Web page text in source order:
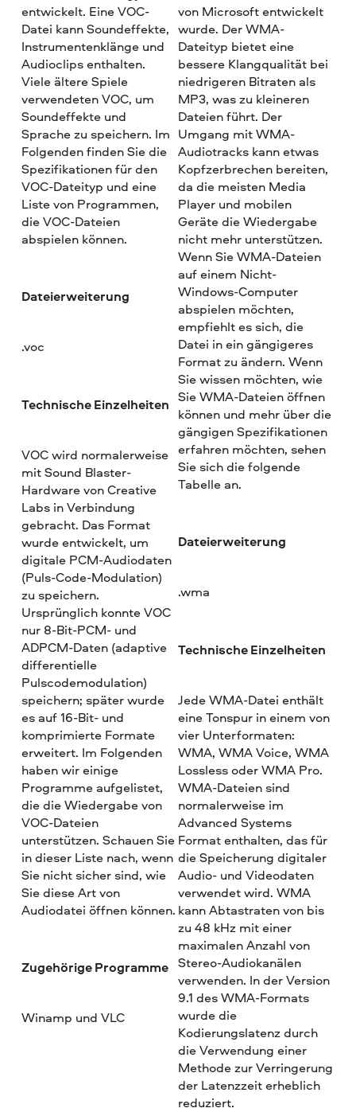
entwickelt. Eine VOC-
Datei kann Soundeffekte,
Instrumentenklänge und
Audioclips enthalten.
Viele ältere Spiele
verwendeten VOC, um
Soundeffekte und
Sprache zu speichern. Im
Folgenden finden Sie die
Spezifikationen für den
VOC-Dateityp und eine
Liste von Programmen,
die VOC-Dateien
abspielen können.
Dateierweiterung
.voc
Technische Einzelheiten
VOC wird normalerweise
mit Sound Blaster-
Hardware von Creative
Labs in Verbindung
gebracht. Das Format
wurde entwickelt, um
digitale PCM-Audiodaten
(Puls-Code-Modulation)
zu speichern.
Ursprünglich konnte VOC
nur 8-Bit-PCM- und
ADPCM-Daten (adaptive
differentielle
Pulscodemodulation)
speichern; später wurde
es auf 16-Bit- und
komprimierte Formate
erweitert. Im Folgenden
haben wir einige
Programme aufgelistet,
die die Wiedergabe von
VOC-Dateien
unterstützen. Schauen Sie
in dieser Liste nach, wenn
Sie nicht sicher sind, wie
Sie diese Art von
Audiodatei öffnen können.
Zugehörige Programme
Winamp und VLC
von Microsoft entwickelt
wurde. Der WMA-
Dateityp bietet eine
bessere Klangqualität bei
niedrigeren Bitraten als
MP3, was zu kleineren
Dateien führt. Der
Umgang mit WMA-
Audiotracks kann etwas
Kopfzerbrechen bereiten,
da die meisten Media
Player und mobilen
Geräte die Wiedergabe
nicht mehr unterstützen.
Wenn Sie WMA-Dateien
auf einem Nicht-
Windows-Computer
abspielen möchten,
empfiehlt es sich, die
Datei in ein gängigeres
Format zu ändern. Wenn
Sie wissen möchten, wie
Sie WMA-Dateien öffnen
können und mehr über die
gängigen Spezifikationen
erfahren möchten, sehen
Sie sich die folgende
Tabelle an.
Dateierweiterung
.wma
Technische Einzelheiten
Jede WMA-Datei enthält
eine Tonspur in einem von
vier Unterformaten:
WMA, WMA Voice, WMA
Lossless oder WMA Pro.
WMA-Dateien sind
normalerweise im
Advanced Systems
Format enthalten, das für
die Speicherung digitaler
Audio- und Videodaten
verwendet wird. WMA
kann Abtastraten von bis
zu 48 kHz mit einer
maximalen Anzahl von
Stereo-Audiokanälen
verwenden. In der Version
9.1 des WMA-Formats
wurde die
Kodierungslatenz durch
die Verwendung einer
Methode zur Verringerung
der Latenzzeit erheblich
reduziert.